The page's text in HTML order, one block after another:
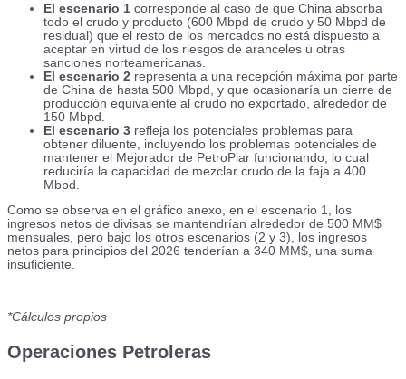
El escenario 1 corresponde al caso de que China absorba
todo el crudo y producto (600 Mbpd de crudo y 50 Mbpd de
residual) que el resto de los mercados no está dispuesto a
aceptar en virtud de los riesgos de aranceles u otras
sanciones norteamericanas.
El escenario 2 representa a una recepción máxima por parte
de China de hasta 500 Mbpd, y que ocasionaría un cierre de
producción equivalente al crudo no exportado, alrededor de
150 Mbpd.
El escenario 3 refleja los potenciales problemas para
obtener diluente, incluyendo los problemas potenciales de
mantener el Mejorador de PetroPiar funcionando, lo cual
reduciría la capacidad de mezclar crudo de la faja a 400
Mbpd.
Como se observa en el gráfico anexo, en el escenario 1, los
ingresos netos de divisas se mantendrían alrededor de 500 MM$
mensuales, pero bajo los otros escenarios (2 y 3), los ingresos
netos para principios del 2026 tenderían a 340 MM$, una suma
insuficiente.
*Cálculos propios
Operaciones Petroleras